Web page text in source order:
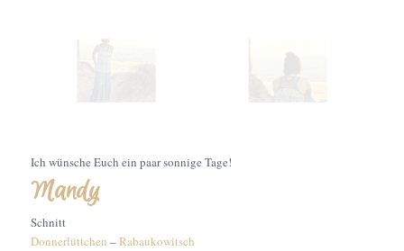
Ich wünsche Euch ein paar sonnige Tage!
Mandy
Schnitt
Donnerlüttchen –Rabaukowitsch